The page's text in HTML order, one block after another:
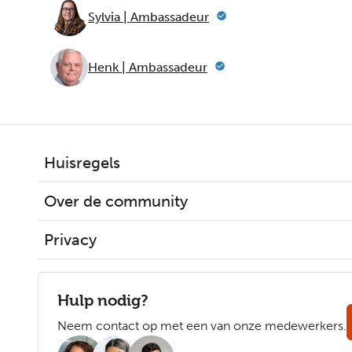
Sylvia | Ambassadeur
Henk | Ambassadeur
Huisregels
Over de community
Privacy
Hulp nodig?
Neem contact op met een van onze medewerkers.